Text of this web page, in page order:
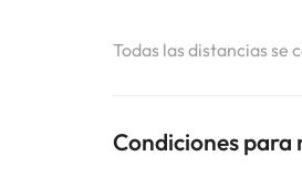
Todas las distancias se
Condiciones para